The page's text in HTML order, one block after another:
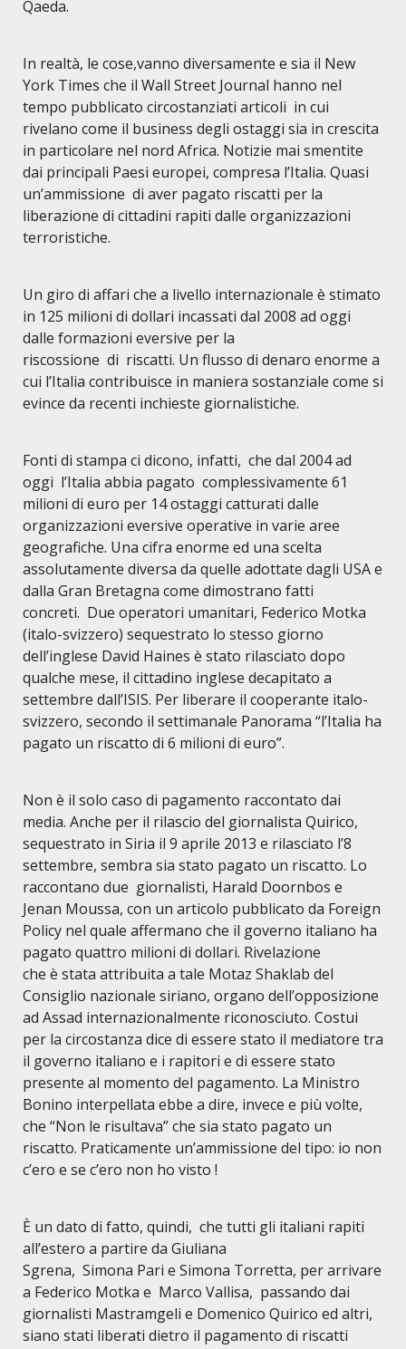
Qaeda.
In realtà, le cose,vanno diversamente e sia il New
York Times che il Wall Street Journal hanno nel
tempo pubblicato circostanziati articoli in cui
rivelano come il business degli ostaggi sia in crescita
in particolare nel nord Africa. Notizie mai smentite
dai principali Paesi europei, compresa l’Italia. Quasi
un’ammissione di aver pagato riscatti per la
liberazione di cittadini rapiti dalle organizzazioni
terroristiche.
Un giro di affari che a livello internazionale è stimato
in 125 milioni di dollari incassati dal 2008 ad oggi
dalle formazioni eversive per la
riscossione di riscatti. Un flusso di denaro enorme a
cui l’Italia contribuisce in maniera sostanziale come si
evince da recenti inchieste giornalistiche.
Fonti di stampa ci dicono, infatti, che dal 2004 ad
oggi l’Italia abbia pagato complessivamente 61
milioni di euro per 14 ostaggi catturati dalle
organizzazioni eversive operative in varie aree
geografiche. Una cifra enorme ed una scelta
assolutamente diversa da quelle adottate dagli USA e
dalla Gran Bretagna come dimostrano fatti
concreti. Due operatori umanitari, Federico Motka
(italo-svizzero) sequestrato lo stesso giorno
dell’inglese David Haines è stato rilasciato dopo
qualche mese, il cittadino inglese decapitato a
settembre dall’ISIS. Per liberare il cooperante italo-
svizzero, secondo il settimanale Panorama “l’Italia ha
pagato un riscatto di 6 milioni di euro”.
Non è il solo caso di pagamento raccontato dai
media. Anche per il rilascio del giornalista Quirico,
sequestrato in Siria il 9 aprile 2013 e rilasciato l’8
settembre, sembra sia stato pagato un riscatto. Lo
raccontano due giornalisti, Harald Doornbos e
Jenan Moussa, con un articolo pubblicato da Foreign
Policy nel quale affermano che il governo italiano ha
pagato quattro milioni di dollari. Rivelazione
che è stata attribuita a tale Motaz Shaklab del
Consiglio nazionale siriano, organo dell’opposizione
ad Assad internazionalmente riconosciuto. Costui
per la circostanza dice di essere stato il mediatore tra
il governo italiano e i rapitori e di essere stato
presente al momento del pagamento. La Ministro
Bonino interpellata ebbe a dire, invece e più volte,
che “Non le risultava” che sia stato pagato un
riscatto. Praticamente un’ammissione del tipo: io non
c’ero e se c’ero non ho visto !
È un dato di fatto, quindi, che tutti gli italiani rapiti
all’estero a partire da Giuliana
Sgrena, Simona Pari e Simona Torretta, per arrivare
a Federico Motka e Marco Vallisa, passando dai
giornalisti Mastramgeli e Domenico Quirico ed altri,
siano stati liberati dietro il pagamento di riscatti